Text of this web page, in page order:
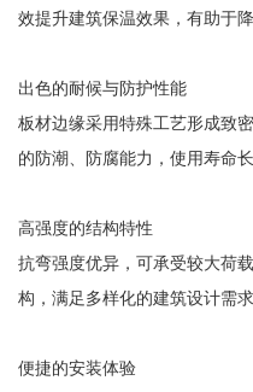
效提升建筑保温效果，有助于降
出色的耐候与防护性能
板材边缘采用特殊工艺形成致
的防潮、防腐能力，使用寿命长
高强度的结构特性
抗弯强度优异，可承受较大荷
构，满足多样化的建筑设计需求
便捷的安装体验